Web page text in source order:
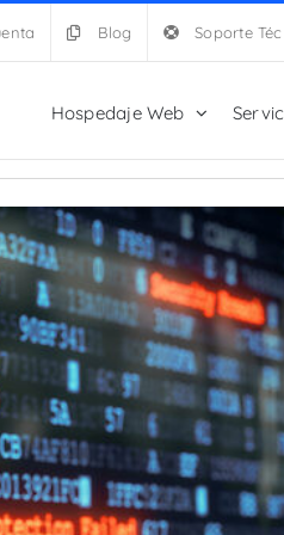
Blog Soporte
Hospedaje Web